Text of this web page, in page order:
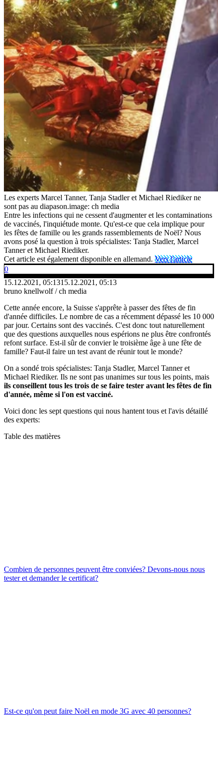
Les experts Marcel Tanner, Tanja Stadler et Michael Riediker ne
sont pas au diapason.image: ch media
Entre les infections qui ne cessent d'augmenter et les contaminations
de vaccinés, l'inquiétude monte. Qu'est-ce que cela implique pour
les fêtes de famille ou les grands rassemblements de Noël? Nous
avons posé la question à trois spécialistes: Tanja Stadler, Marcel
Tanner et Michael Riediker.
Cet article est également disponible en allemand. Vers l'article
0
15.12.2021, 05:1315.12.2021, 05:13
bruno knellwolf / ch media
Cette année encore, la Suisse s'apprête à passer des fêtes de fin
d'année difficiles. Le nombre de cas a récemment dépassé les 10 000
par jour. Certains sont des vaccinés. C'est donc tout naturellement
que des questions auxquelles nous espérions ne plus être confrontés
refont surface. Est-il sûr de convier le troisième âge à une fête de
famille? Faut-il faire un test avant de réunir tout le monde?
On a sondé trois spécialistes: Tanja Stadler, Marcel Tanner et
Michael Riediker. Ils ne sont pas unanimes sur tous les points, mais
ils conseillent tous les trois de se faire tester avant les fêtes de fin
d'année, même si l'on est vacciné.
Voici donc les sept questions qui nous hantent tous et l'avis détaillé
des experts:
Table des matières
Combien de personnes peuvent être conviées? Devons-nous nous
tester et demander le certificat?
Est-ce qu'on peut faire Noël en mode 3G avec 40 personnes?